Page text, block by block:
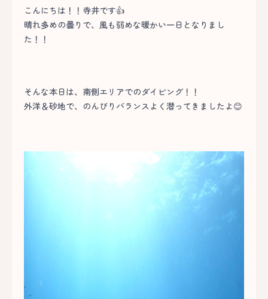
こんにちは！！寺井です👍
晴れ多めの曇りで、風も弱めな暖かい一日となりまし
た！！
そんな本日は、南側エリアでのダイビング！！
外洋＆砂地で、のんびりバランスよく潜ってきましたよ😊